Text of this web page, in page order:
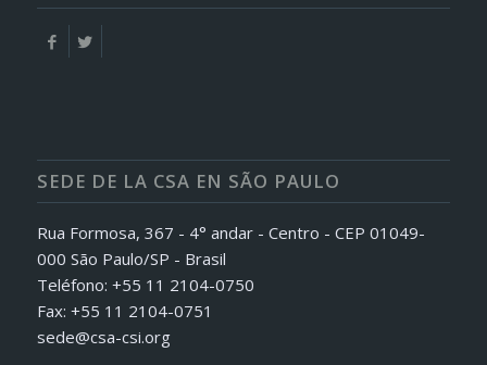
SEDE DE LA CSA EN SÃO PAULO
Rua Formosa, 367 - 4° andar - Centro - CEP 01049-
000 São Paulo/SP - Brasil
Teléfono: +55 11 2104-0750
Fax: +55 11 2104-0751
sede@csa-csi.org